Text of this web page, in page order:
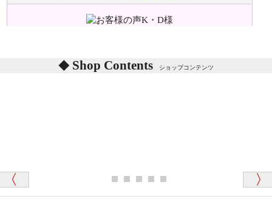
味などがありますか？
詳しくはこちらをご覧ください。
体をねかせたりおこしたりすると「グーグー」と鳴く
東京都 M・K 様 （女性）
「対応はどちらも丁寧でした。値段と他の融通
「商品説明が細やかで丁寧であったことです」
Shop Contents ショップコンテンツ